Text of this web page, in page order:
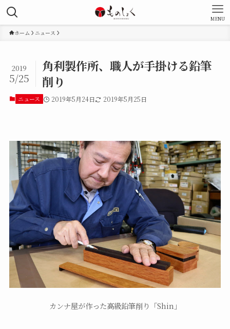
MENU
ホーム ニュース
角利製作所、職人が手掛ける鉛筆
削り
2019
5/25
ニュース 2019年5月24日 2019年5月25日
カンナ屋が作った高級鉛筆削り「Shin」